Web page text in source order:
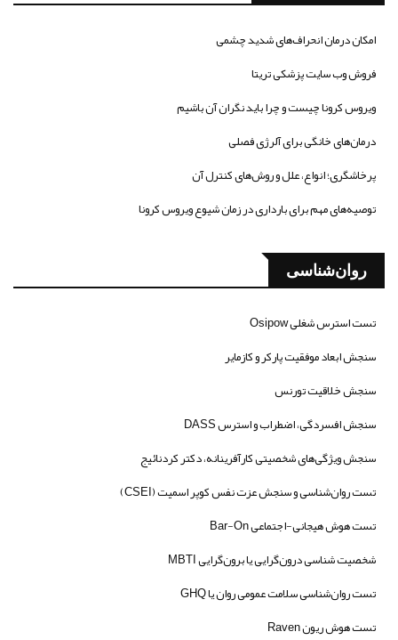
امکان درمان انحراف‌های شدید چشمی
فروش وب سایت پزشکی تریتا
ویروس کرونا چیست و چرا باید نگران آن باشیم
درمان‌های خانگی برای آلرژی فصلی
پرخاشگری؛ انواع، علل و روش‌های کنترل آن
توصیه‌های مهم برای بارداری در زمان شیوع ویروس کرونا
روان‌شناسی
تست استرس شغلی Osipow
سنجش ابعاد موفقیت پارکر و کازمایر
سنجش خلاقیت تورنس
سنجش افسردگی، اضطراب و استرس DASS
سنجش ویژگی‌های شخصیتی کارآفرینانه، دکتر کردنائیج
تست روان‌شناسی و سنجش عزت نفس کوپر اسمیت (CSEI)
تست هوش هیجانی-اجتماعی Bar-On
شخصیت شناسی درون‌گرایی یا برون‌گرایی MBTI
تست روان‌شناسی سلامت عمومی روان یا GHQ
تست هوش ریون Raven